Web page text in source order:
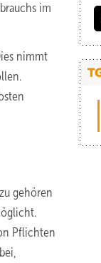
im
nimmt
gehören
Pflichten